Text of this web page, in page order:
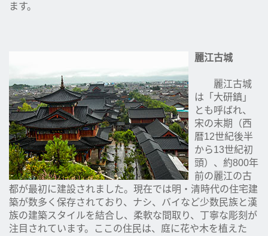
ます。
麗江古城
麗江古城
は「大研鎮」
とも呼ばれ、
宋の末期（西
暦12世紀後半
から13世紀初
頭）、約800年
前の麗江の古
都が最初に建設されました。現在では明・清時代の住宅建
築が数多く保存されており、ナシ、バイなど少数民族と漢
族の建築スタイルを結合し、柔軟な間取り、丁寧な彫刻が
注目されています。ここの住民は、庭に花や木を植えた